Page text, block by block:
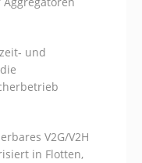
zeit‑ und
V2G/V2H
in Flotten,